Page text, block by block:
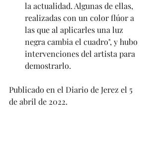
la actualidad. Algunas de ellas,
realizadas con un color flúor a
las que al aplicarles una luz
negra cambia el cuadro", y hubo
intervenciones del artista para
demostrarlo.
Publicado en el Diario de Jerez el 5
de abril de 2022.